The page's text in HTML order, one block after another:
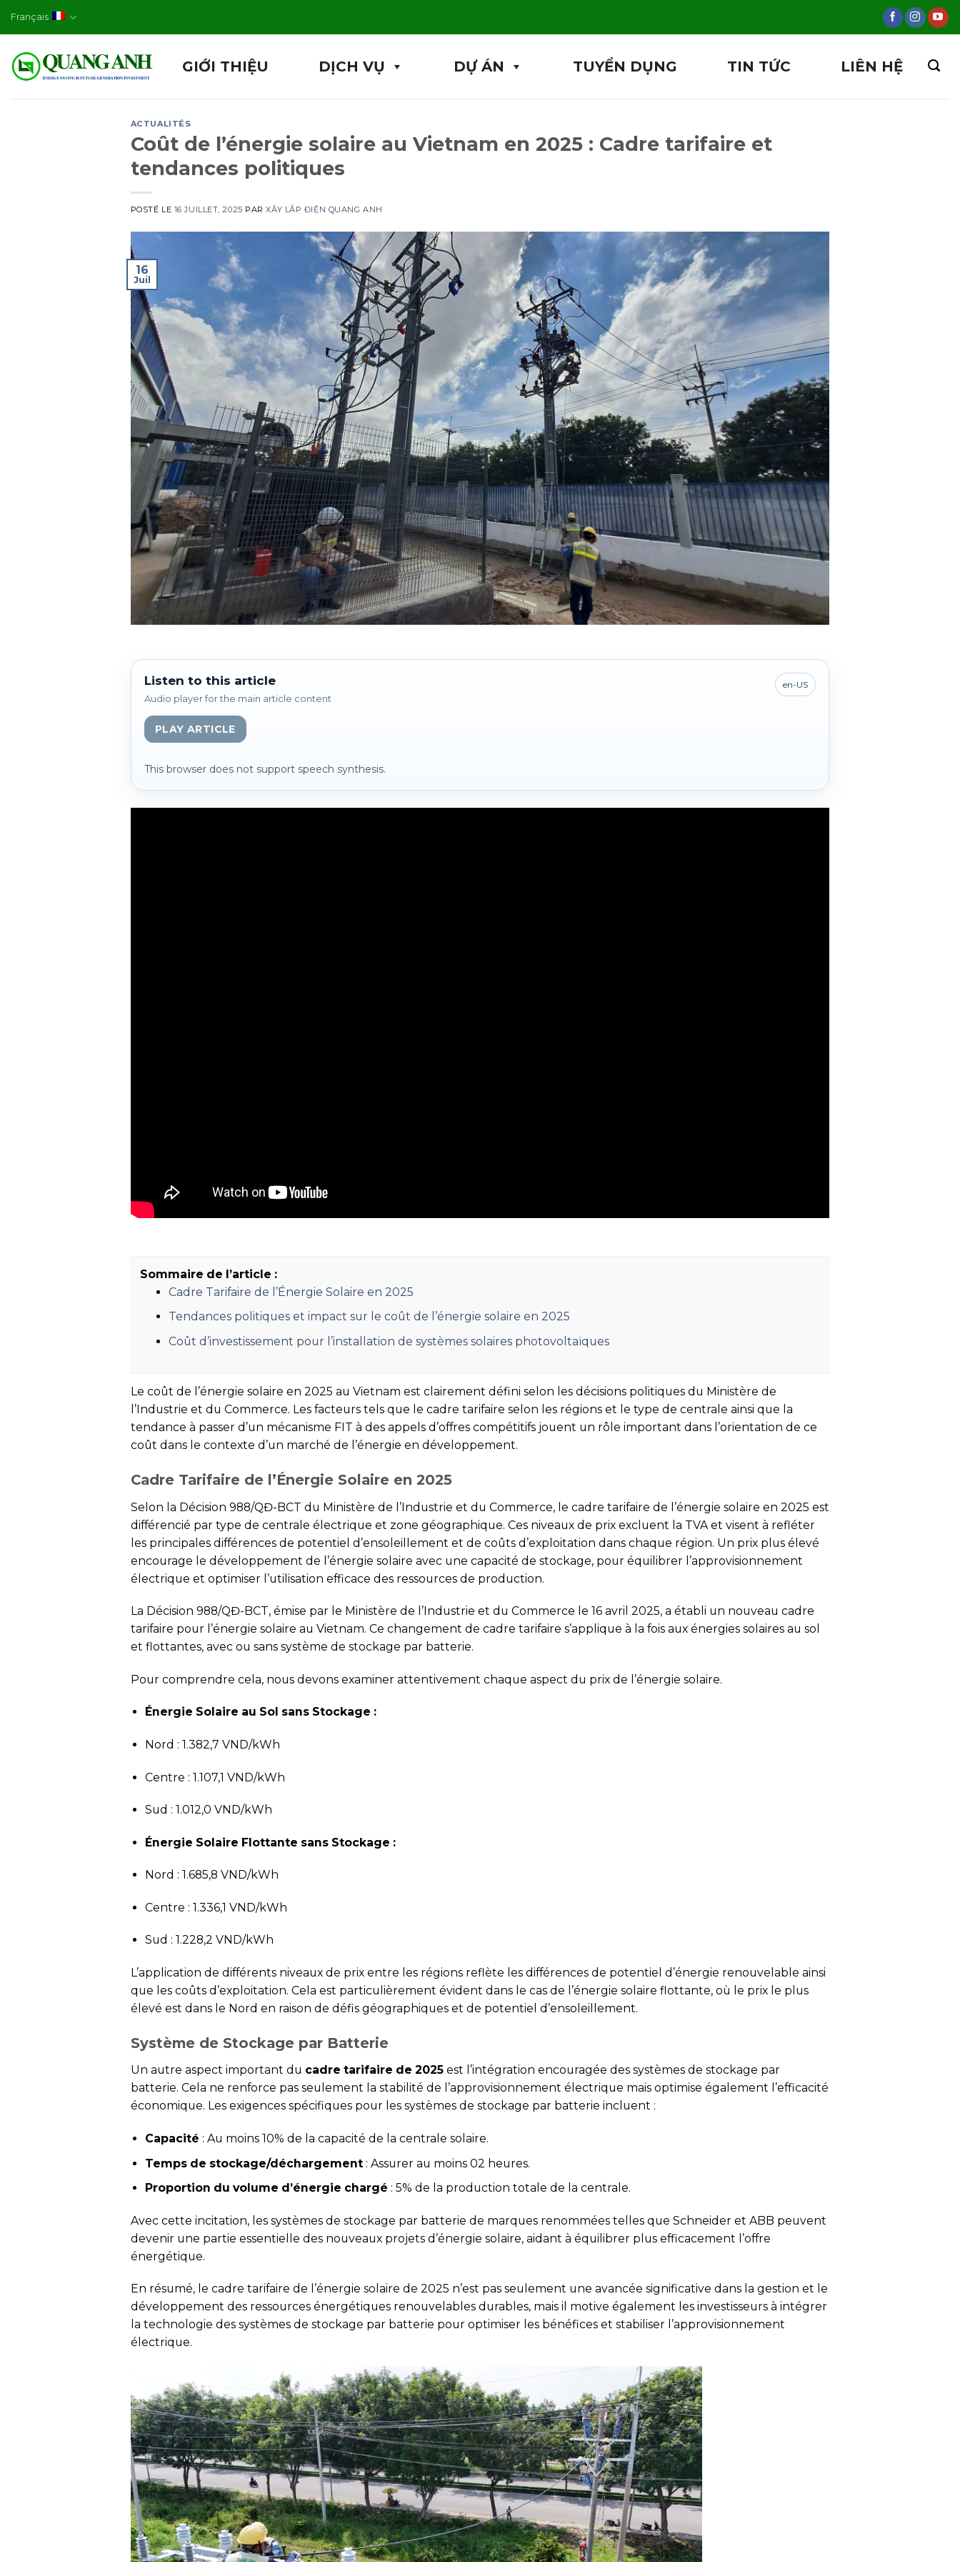
Français
GIỚI THIỆU DỊCH VỤ DỰ ÁN TUYỂN DỤNG TIN TỨC LIÊN HỆ
ACTUALITÉS
Coût de l’énergie solaire au Vietnam en 2025 : Cadre tarifaire et
tendances politiques
POSTÉ LE 16 JUILLET, 2025 PARXÂY LẮP ĐIỆN QUANG ANH
16
Juil
Listen to this article
Audio player for the main article content
en-US
PLAY ARTICLE
This browser does not support speech synthesis.
Sommaire de l’article :
Cadre Tarifaire de l’Énergie Solaire en 2025
Tendances politiques et impact sur le coût de l’énergie solaire en 2025
Coût d’investissement pour l’installation de systèmes solaires photovoltaïques
Le coût de l’énergie solaire en 2025 au Vietnam est clairement défini selon les décisions politiques du Ministère de
l’Industrie et du Commerce. Les facteurs tels que le cadre tarifaire selon les régions et le type de centrale ainsi que la
tendance à passer d’un mécanisme FIT à des appels d’offres compétitifs jouent un rôle important dans l’orientation de ce
coût dans le contexte d’un marché de l’énergie en développement.
Cadre Tarifaire de l’Énergie Solaire en 2025
Selon la Décision 988/QĐ-BCT du Ministère de l’Industrie et du Commerce, le cadre tarifaire de l’énergie solaire en 2025 est
différencié par type de centrale électrique et zone géographique. Ces niveaux de prix excluent la TVA et visent à refléter
les principales différences de potentiel d’ensoleillement et de coûts d’exploitation dans chaque région. Un prix plus élevé
encourage le développement de l’énergie solaire avec une capacité de stockage, pour équilibrer l’approvisionnement
électrique et optimiser l’utilisation efficace des ressources de production.
La Décision 988/QĐ-BCT, émise par le Ministère de l’Industrie et du Commerce le 16 avril 2025, a établi un nouveau cadre
tarifaire pour l’énergie solaire au Vietnam. Ce changement de cadre tarifaire s’applique à la fois aux énergies solaires au sol
et flottantes, avec ou sans système de stockage par batterie.
Pour comprendre cela, nous devons examiner attentivement chaque aspect du prix de l’énergie solaire.
Énergie Solaire au Sol sans Stockage :
Nord : 1.382,7 VND/kWh
Centre : 1.107,1 VND/kWh
Sud : 1.012,0 VND/kWh
Énergie Solaire Flottante sans Stockage :
Nord : 1.685,8 VND/kWh
Centre : 1.336,1 VND/kWh
Sud : 1.228,2 VND/kWh
L’application de différents niveaux de prix entre les régions reflète les différences de potentiel d’énergie renouvelable ainsi
que les coûts d’exploitation. Cela est particulièrement évident dans le cas de l’énergie solaire flottante, où le prix le plus
élevé est dans le Nord en raison de défis géographiques et de potentiel d’ensoleillement.
Système de Stockage par Batterie
Un autre aspect important du cadre tarifaire de 2025est l’intégration encouragée des systèmes de stockage par
batterie. Cela ne renforce pas seulement la stabilité de l’approvisionnement électrique mais optimise également l’efficacité
économique. Les exigences spécifiques pour les systèmes de stockage par batterie incluent :
Capacité : Au moins 10% de la capacité de la centrale solaire.
Temps de stockage/déchargement : Assurer au moins 02 heures.
Proportion du volume d’énergie chargé : 5% de la production totale de la centrale.
Avec cette incitation, les systèmes de stockage par batterie de marques renommées telles que Schneider et ABB peuvent
devenir une partie essentielle des nouveaux projets d’énergie solaire, aidant à équilibrer plus efficacement l’offre
énergétique.
En résumé, le cadre tarifaire de l’énergie solaire de 2025 n’est pas seulement une avancée significative dans la gestion et le
développement des ressources énergétiques renouvelables durables, mais il motive également les investisseurs à intégrer
la technologie des systèmes de stockage par batterie pour optimiser les bénéfices et stabiliser l’approvisionnement
électrique.